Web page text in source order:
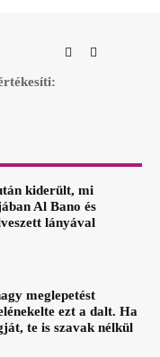
kiderült, mi
Al Bano és
lányával
meglepetést
ezt a dalt. Ha
te is szavak nélkül